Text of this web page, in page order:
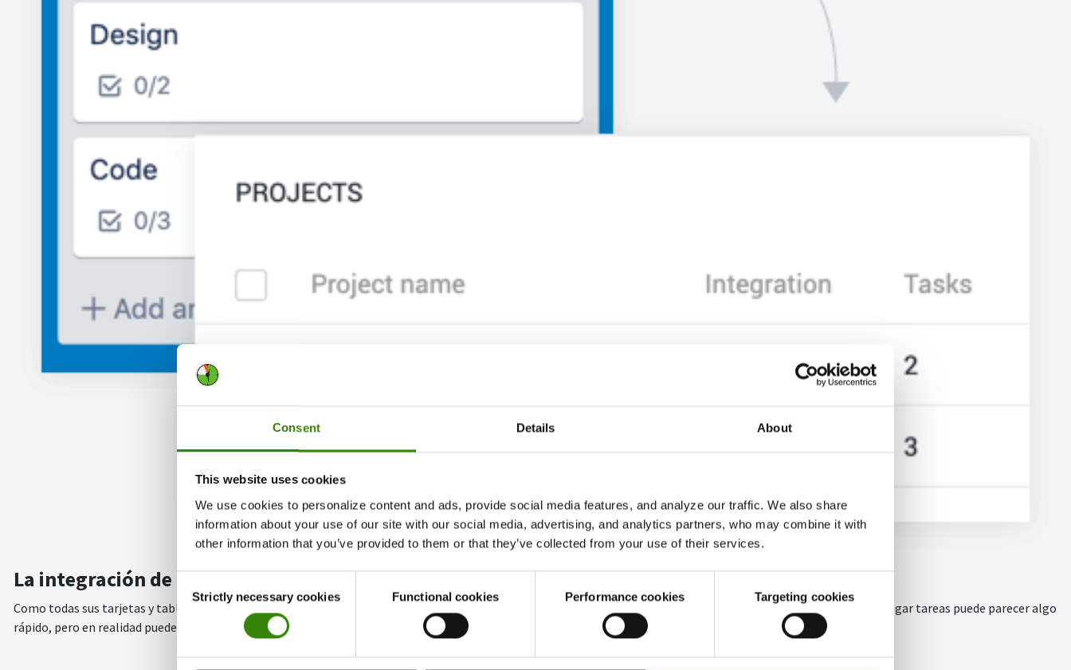
Consent Details About
This website uses cookies
We use cookies to personalize content and ads, provide social media features, and analyze our traffic. We also share
information about your use of our site with our social media, advertising, and analytics partners, who may combine it with
other information that you’ve provided to them or that they’ve collected from your use of their services.
Selection
Strictly necessary cookies Functional cookies Performance cookies Targeting cookies
La integración de Trello elimina el doble trabajo
Como todas sus tarjetas y tablas de Trello se importan de forma automática a DeskTime, no tendrá que copiarlas y pegarlas de una herramienta a otra. Copiar y pegar tareas puede parecer algo
rápido, pero en realidad puede robarle varias horas de su tiempo cada mes.